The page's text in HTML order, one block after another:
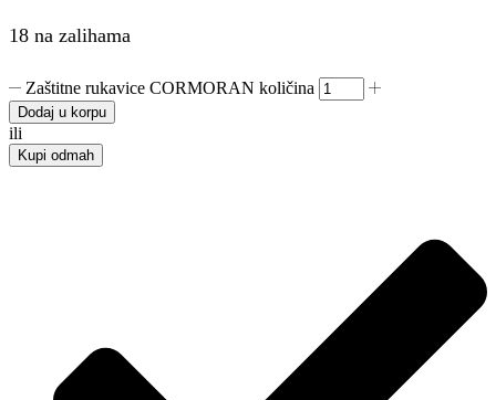
18 na zalihama
Zaštitne rukavice CORMORAN količina
Dodaj u korpu
ili
Kupi odmah